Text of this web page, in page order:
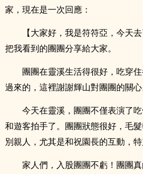
家，現在是一次回應：
【大家好，我是符符亞，今天
把我看到的團團分享給大家。
團團在靈溪生活得很好，吃穿
過來的，這裡謝謝輝山對團團的關心
今天在靈溪，團團不僅表演了
和遊客拍手了。團團狀態很好，毛
別親人，尤其是和祝園長的互動，特
家人們，入股團團不虧！團團